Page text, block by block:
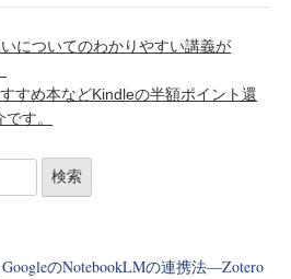
についてのわかりやすい講義が
すめ本などKindleの半額ポイント還
す。
のNotebookLMの連携法―Zotero